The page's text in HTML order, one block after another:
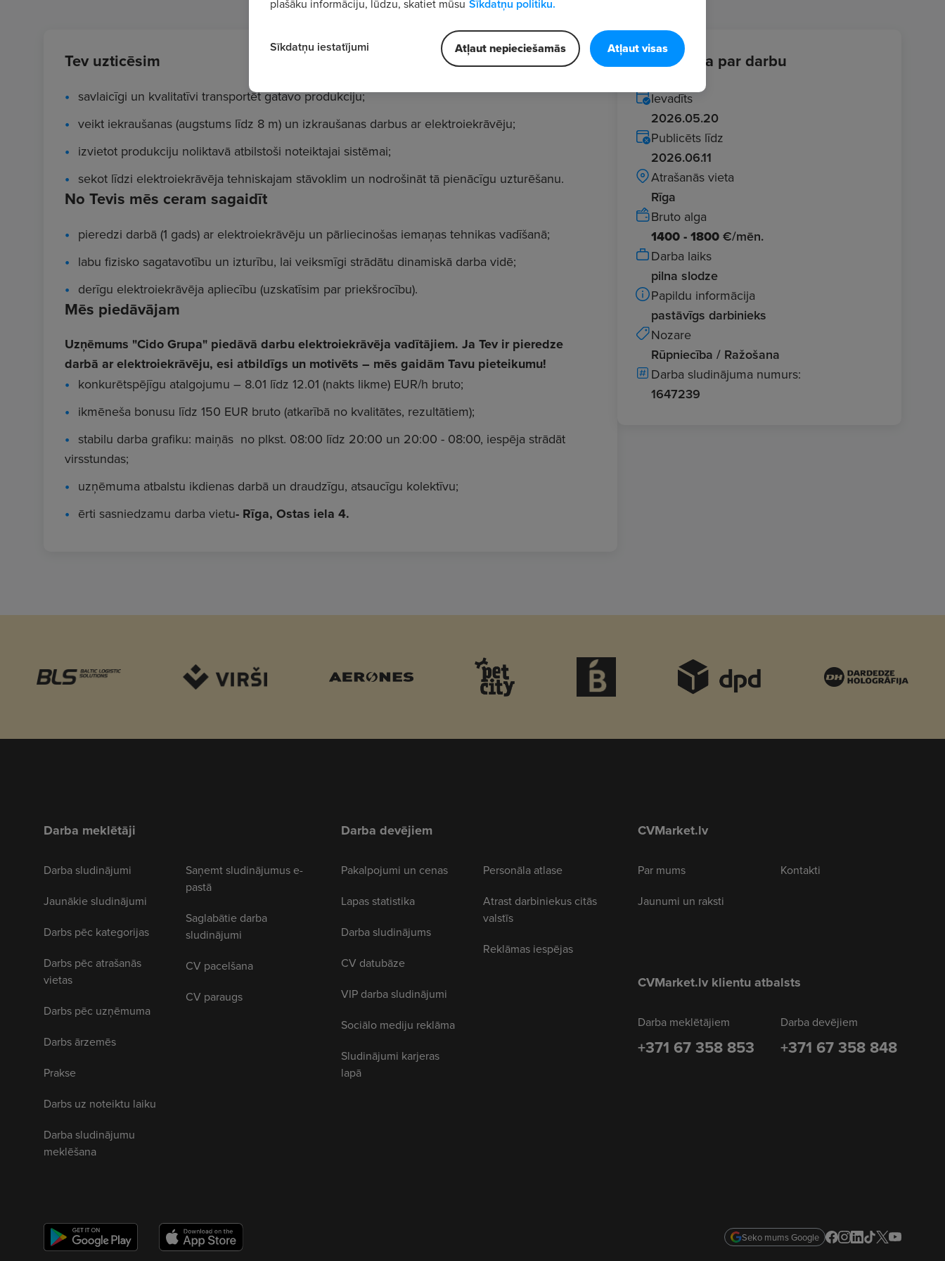
Mēs piedāvājam
Uzņēmums "Cido Grupa" piedāvā darbu elektroiekrāvēja vadītājiem. Ja Tev ir pieredze
darbā ar elektroiekrāvēju, esi atbildīgs un motivēts – mēs gaidām Tavu pieteikumu!
konkurētspējīgu atalgojumu – 8.01 līdz 12.01 (nakts likme) EUR/h bruto;
ikmēneša bonusu līdz 150 EUR bruto (atkarībā no kvalitātes, rezultātiem);
stabilu darba grafiku: maiņās no plkst. 08:00 līdz 20:00 un 20:00 - 08:00, iespēja strādāt
virsstundas;
uzņēmuma atbalstu ikdienas darbā un draudzīgu, atsaucīgu kolektīvu;
ērti sasniedzamu darba vietu- Rīga, Ostas iela 4.
No Tevis mēs ceram sagaidīt
pieredzi darbā (1 gads) ar elektroiekrāvēju un pārliecinošas iemaņas tehnikas vadīšanā;
labu fizisko sagatavotību un izturību, lai veiksmīgi strādātu dinamiskā darba vidē;
derīgu elektroiekrāvēja apliecību (uzskatīsim par priekšrocību).
Tev uzticēsim
savlaicīgi un kvalitatīvi transportēt gatavo produkciju;
veikt iekraušanas (augstums līdz 8 m) un izkraušanas darbus ar elektroiekrāvēju;
izvietot produkciju noliktavā atbilstoši noteiktajai sistēmai;
sekot līdzi elektroiekrāvēja tehniskajam stāvoklim un nodrošināt tā pienācīgu uzturēšanu.
Informācija par darbu
Ievadīts
2026.05.20
Publicēts līdz
2026.06.11
Atrašanās vieta
Rīga
Bruto alga
1400 - 1800 €/mēn.
Darba laiks
pilna slodze
Papildu informācija
pastāvīgs darbinieks
Nozare
Rūpniecība / Ražošana
Darba sludinājuma numurs:
1647239
Darba meklētāji
Darba sludinājumi
Jaunākie sludinājumi
Darbs pēc kategorijas
Darbs pēc atrašanās
vietas
Darbs pēc uzņēmuma
Darbs ārzemēs
Prakse
Darbs uz noteiktu laiku
Darba sludinājumu
meklēšana
Saņemt sludinājumus e-
pastā
Saglabātie darba
sludinājumi
CV pacelšana
CV paraugs
Darba devējiem
Pakalpojumi un cenas
Lapas statistika
Darba sludinājums
CV datubāze
VIP darba sludinājumi
Sociālo mediju reklāma
Sludinājumi karjeras
lapā
Personāla atlase
Atrast darbiniekus citās
valstīs
Reklāmas iespējas
CVMarket.lv
Par mums
Jaunumi un raksti
Kontakti
CVMarket.lv klientu atbalsts
Darba meklētājiem
+371 67 358 853
Darba devējiem
+371 67 358 848
Seko mums Google
plašāku informāciju, lūdzu, skatiet mūsu Sīkdatņu politiku.
Sīkdatņu iestatījumi Atļaut nepieciešamās Atļaut visas